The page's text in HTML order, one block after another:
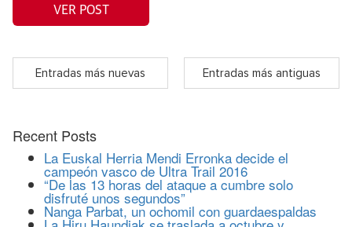
VER POST
Entradas más nuevas Entradas más antiguas
Recent Posts
La Euskal Herria Mendi Erronka decide el
campeón vasco de Ultra Trail 2016
“De las 13 horas del ataque a cumbre solo
disfruté unos segundos”
Nanga Parbat, un ochomil con guardaespaldas